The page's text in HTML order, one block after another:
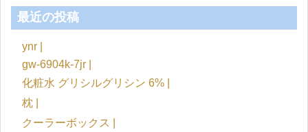
最近の投稿
ynr |
gw-6904k-7jr |
化粧水 グリシルグリシン 6% |
枕 |
クーラーボックス |